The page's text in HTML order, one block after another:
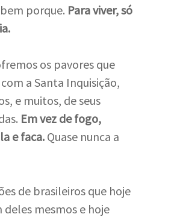
porque. Para viver, só
os pavores que
a Santa Inquisição,
e muitos, de seus
Em vez de fogo,
e faca. Quase nunca a
de brasileiros que hoje
deles mesmos e hoje